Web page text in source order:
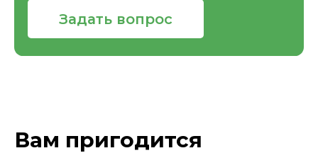
Задать вопрос
Вам пригодится